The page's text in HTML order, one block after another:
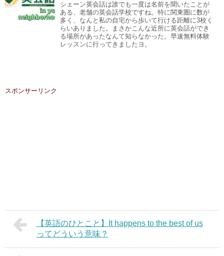
シェーン英会話は誰でも一度は名前を聞いたことが
ある、老舗の英会話学校ですね。特に関東圏に数が
多く、なんと私の自宅から歩いて行ける距離に3校く
らいありました。まさかこんな近所に英会話ができ
る場所があったなんて知らなかった。早速無料体験
レッスンに行ってきましたヨ。
スポンサーリンク
【英語のひとこと】It happens to the best of us
ってどういう意味？